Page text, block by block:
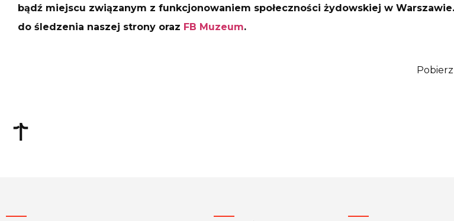
bądź miejscu związanym z funkcjonowaniem społeczności żydowskiej w
do śledzenia naszej strony oraz FB Muzeum.